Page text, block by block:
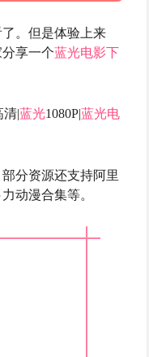
。但是体验上来
享一个蓝光电影下
清|蓝光1080P|蓝光电
分资源还支持阿里
动漫合集等。